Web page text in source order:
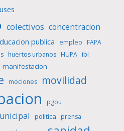
colectivos concentracion
publica empleo FAPA
huertos urbanos HUPA ibi
manifestacion
mociones movilidad
pgou
politica
prensa